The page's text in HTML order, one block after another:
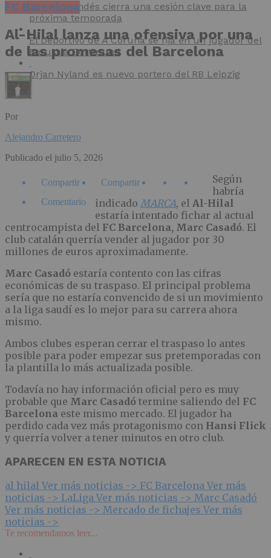
El CD Mirandés cierra una cesión clave para la
próxima temporada
El Deportivo de A Coruña se fija en un jugador del
Borussia Dortmund
Orjan Nyland es nuevo portero del RB Leipzig
FC Barcelona
Al-Hilal lanza una ofensiva por una
de las promesas del Barcelona
Por
Alejandro Carretero
Publicado el julio 5, 2026
Compartir
Compartir
Comentario
Según
habría
indicado MARCA, el Al-Hilal
estaría intentado fichar al actual
centrocampista del FC Barcelona, Marc Casadó. El
club catalán querría vender al jugador por 30
millones de euros aproximadamente.
Marc Casadó estaría contento con las cifras
económicas de su traspaso. El principal problema
sería que no estaría convencido de si un movimiento
a la liga saudí es lo mejor para su carrera ahora
mismo.
Ambos clubes esperan cerrar el traspaso lo antes
posible para poder empezar sus pretemporadas con
la plantilla lo más actualizada posible.
Todavía no hay información oficial pero es muy
probable que Marc Casadó termine saliendo del FC
Barcelona este mismo mercado. El jugador ha
perdido cada vez más protagonismo con Hansi Flick
y querría volver a tener minutos en otro club.
APARECEN EN ESTA NOTICIA
al hilal Ver más noticias -> FC Barcelona Ver más
noticias -> LaLiga Ver más noticias -> Marc Casadó
Ver más noticias -> Mercado de fichajes Ver más
noticias ->
Te recomendamos leer...